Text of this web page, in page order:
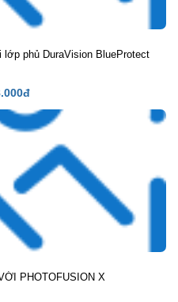
phủ DuraVision BlueProtect
ZEISS VỚI PHOTOFUSION X